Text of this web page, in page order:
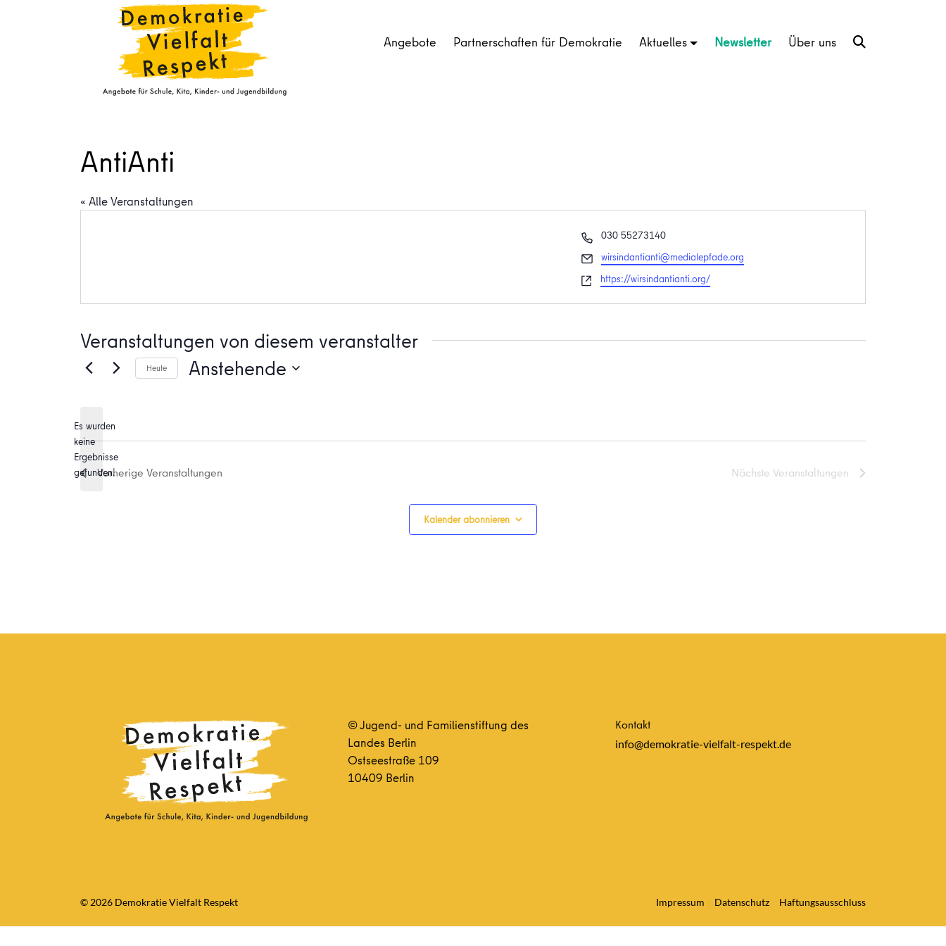
Angebote Partnerschaften für Demokratie Aktuelles Newsletter Über uns
AntiAnti
« Alle Veranstaltungen
Telefon
030 55273140
Email
wirsindantianti@medialepfade.org
Webseite
https://wirsindantianti.org/
Veranstaltungen von diesem veranstalter
Hinweis
Es wurden
keine
Ergebnisse
gefunden.
Heute Anstehende
Vorherige Veranstaltungen Nächste Veranstaltungen
Kalender abonnieren
© Jugend- und Familienstiftung des
Landes Berlin
Ostseestraße 109
10409 Berlin
Kontakt
info@demokratie-vielfalt-respekt.de
© 2026 Demokratie Vielfalt Respekt Impressum Datenschutz Haftungsausschluss